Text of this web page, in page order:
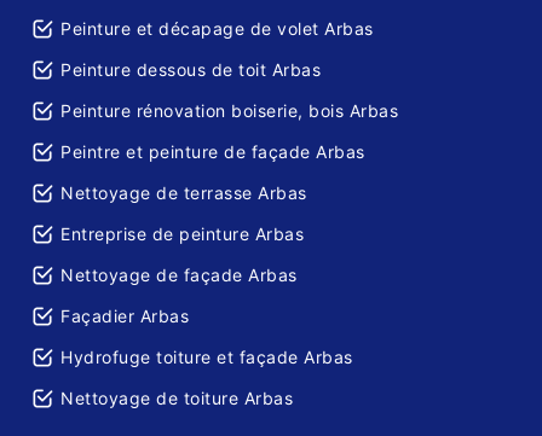
Peinture et décapage de volet Arbas
Peinture dessous de toit Arbas
Peinture rénovation boiserie, bois Arbas
Peintre et peinture de façade Arbas
Nettoyage de terrasse Arbas
Entreprise de peinture Arbas
Nettoyage de façade Arbas
Façadier Arbas
Hydrofuge toiture et façade Arbas
Nettoyage de toiture Arbas